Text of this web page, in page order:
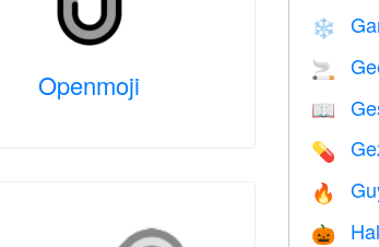
Openmoji
❄️
🚬
📖
💊
🔥
🎃